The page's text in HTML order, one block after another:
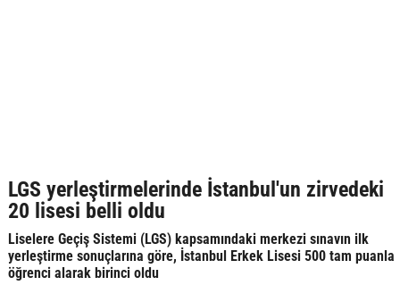
LGS yerleştirmelerinde İstanbul'un zirvedeki
20 lisesi belli oldu
Liselere Geçiş Sistemi (LGS) kapsamındaki merkezi sınavın ilk
yerleştirme sonuçlarına göre, İstanbul Erkek Lisesi 500 tam puanla
öğrenci alarak birinci oldu